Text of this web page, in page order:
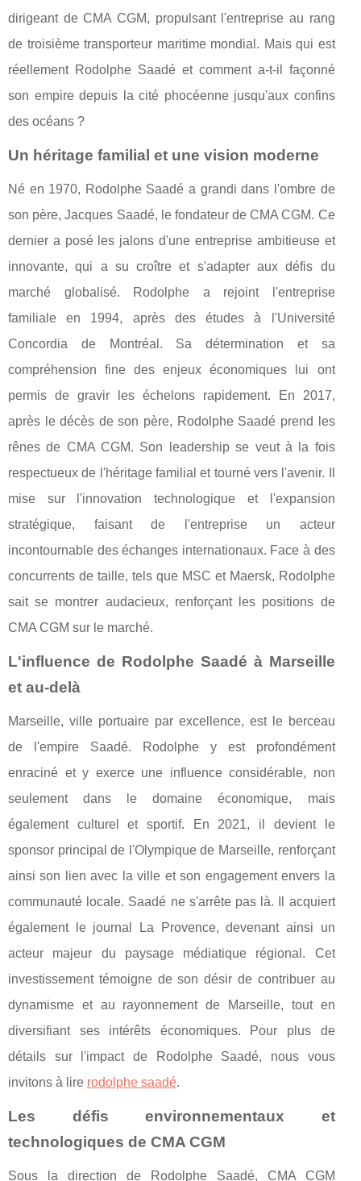
dirigeant de CMA CGM, propulsant l'entreprise au rang
de troisième transporteur maritime mondial. Mais qui est
réellement Rodolphe Saadé et comment a-t-il façonné
son empire depuis la cité phocéenne jusqu'aux confins
des océans ?
Un héritage familial et une vision moderne
Né en 1970, Rodolphe Saadé a grandi dans l'ombre de
son père, Jacques Saadé, le fondateur de CMA CGM. Ce
dernier a posé les jalons d'une entreprise ambitieuse et
innovante, qui a su croître et s'adapter aux défis du
marché globalisé. Rodolphe a rejoint l'entreprise
familiale en 1994, après des études à l'Université
Concordia de Montréal. Sa détermination et sa
compréhension fine des enjeux économiques lui ont
permis de gravir les échelons rapidement. En 2017,
après le décès de son père, Rodolphe Saadé prend les
rênes de CMA CGM. Son leadership se veut à la fois
respectueux de l'héritage familial et tourné vers l'avenir. Il
mise sur l'innovation technologique et l'expansion
stratégique, faisant de l'entreprise un acteur
incontournable des échanges internationaux. Face à des
concurrents de taille, tels que MSC et Maersk, Rodolphe
sait se montrer audacieux, renforçant les positions de
CMA CGM sur le marché.
L'influence de Rodolphe Saadé à Marseille
et au-delà
Marseille, ville portuaire par excellence, est le berceau
de l'empire Saadé. Rodolphe y est profondément
enraciné et y exerce une influence considérable, non
seulement dans le domaine économique, mais
également culturel et sportif. En 2021, il devient le
sponsor principal de l'Olympique de Marseille, renforçant
ainsi son lien avec la ville et son engagement envers la
communauté locale. Saadé ne s'arrête pas là. Il acquiert
également le journal La Provence, devenant ainsi un
acteur majeur du paysage médiatique régional. Cet
investissement témoigne de son désir de contribuer au
dynamisme et au rayonnement de Marseille, tout en
diversifiant ses intérêts économiques. Pour plus de
détails sur l'impact de Rodolphe Saadé, nous vous
invitons à lire rodolphe saadé.
Les défis environnementaux et
technologiques de CMA CGM
Sous la direction de Rodolphe Saadé, CMA CGM